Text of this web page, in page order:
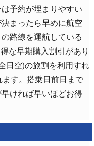
予約が埋まりやすい
まったら早めに航空
路線を運航している
な早期購入割引があり
日空)の旅割を利用すれ
す。搭乗日前日まで
ければ早いほどお得